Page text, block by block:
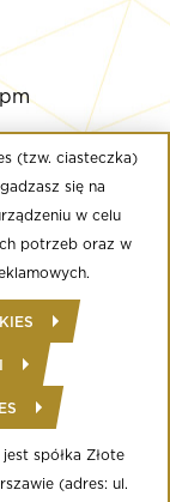
last screening
(tzw. ciasteczka)
się na
w celu
potrzeb oraz w
spółka Złote
(adres: ul.